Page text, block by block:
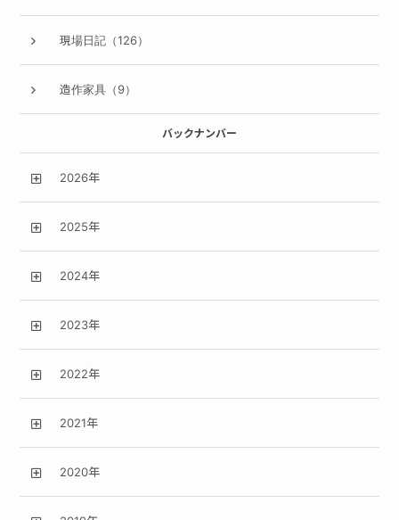
現場日記（126）
造作家具（9）
バックナンバー
2026年
2025年
2024年
2023年
2022年
2021年
2020年